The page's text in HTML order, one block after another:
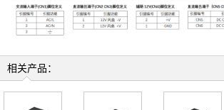
相关产品：